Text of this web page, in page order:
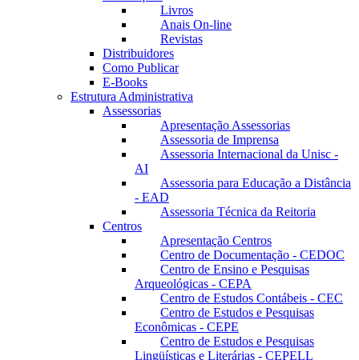
Livros
Anais On-line
Revistas
Distribuidores
Como Publicar
E-Books
Estrutura Administrativa
Assessorias
Apresentação Assessorias
Assessoria de Imprensa
Assessoria Internacional da Unisc -
AI
Assessoria para Educação a Distância
- EAD
Assessoria Técnica da Reitoria
Centros
Apresentação Centros
Centro de Documentação - CEDOC
Centro de Ensino e Pesquisas
Arqueológicas - CEPA
Centro de Estudos Contábeis - CEC
Centro de Estudos e Pesquisas
Econômicas - CEPE
Centro de Estudos e Pesquisas
Lingüísticas e Literárias - CEPELL